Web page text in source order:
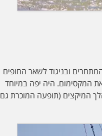
של המארגנים והמתחרים ובניגוד לשאר החופים
מעצמם את המקסימום. היה יפה במיוחד
המיקצים (תופעה המוכרת גם